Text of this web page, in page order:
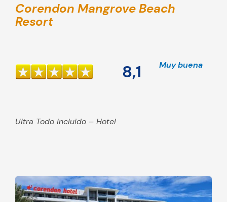
Corendon Mangrove Beach
Resort
8,1 Muy buena
Ultra Todo Incluido – Hotel